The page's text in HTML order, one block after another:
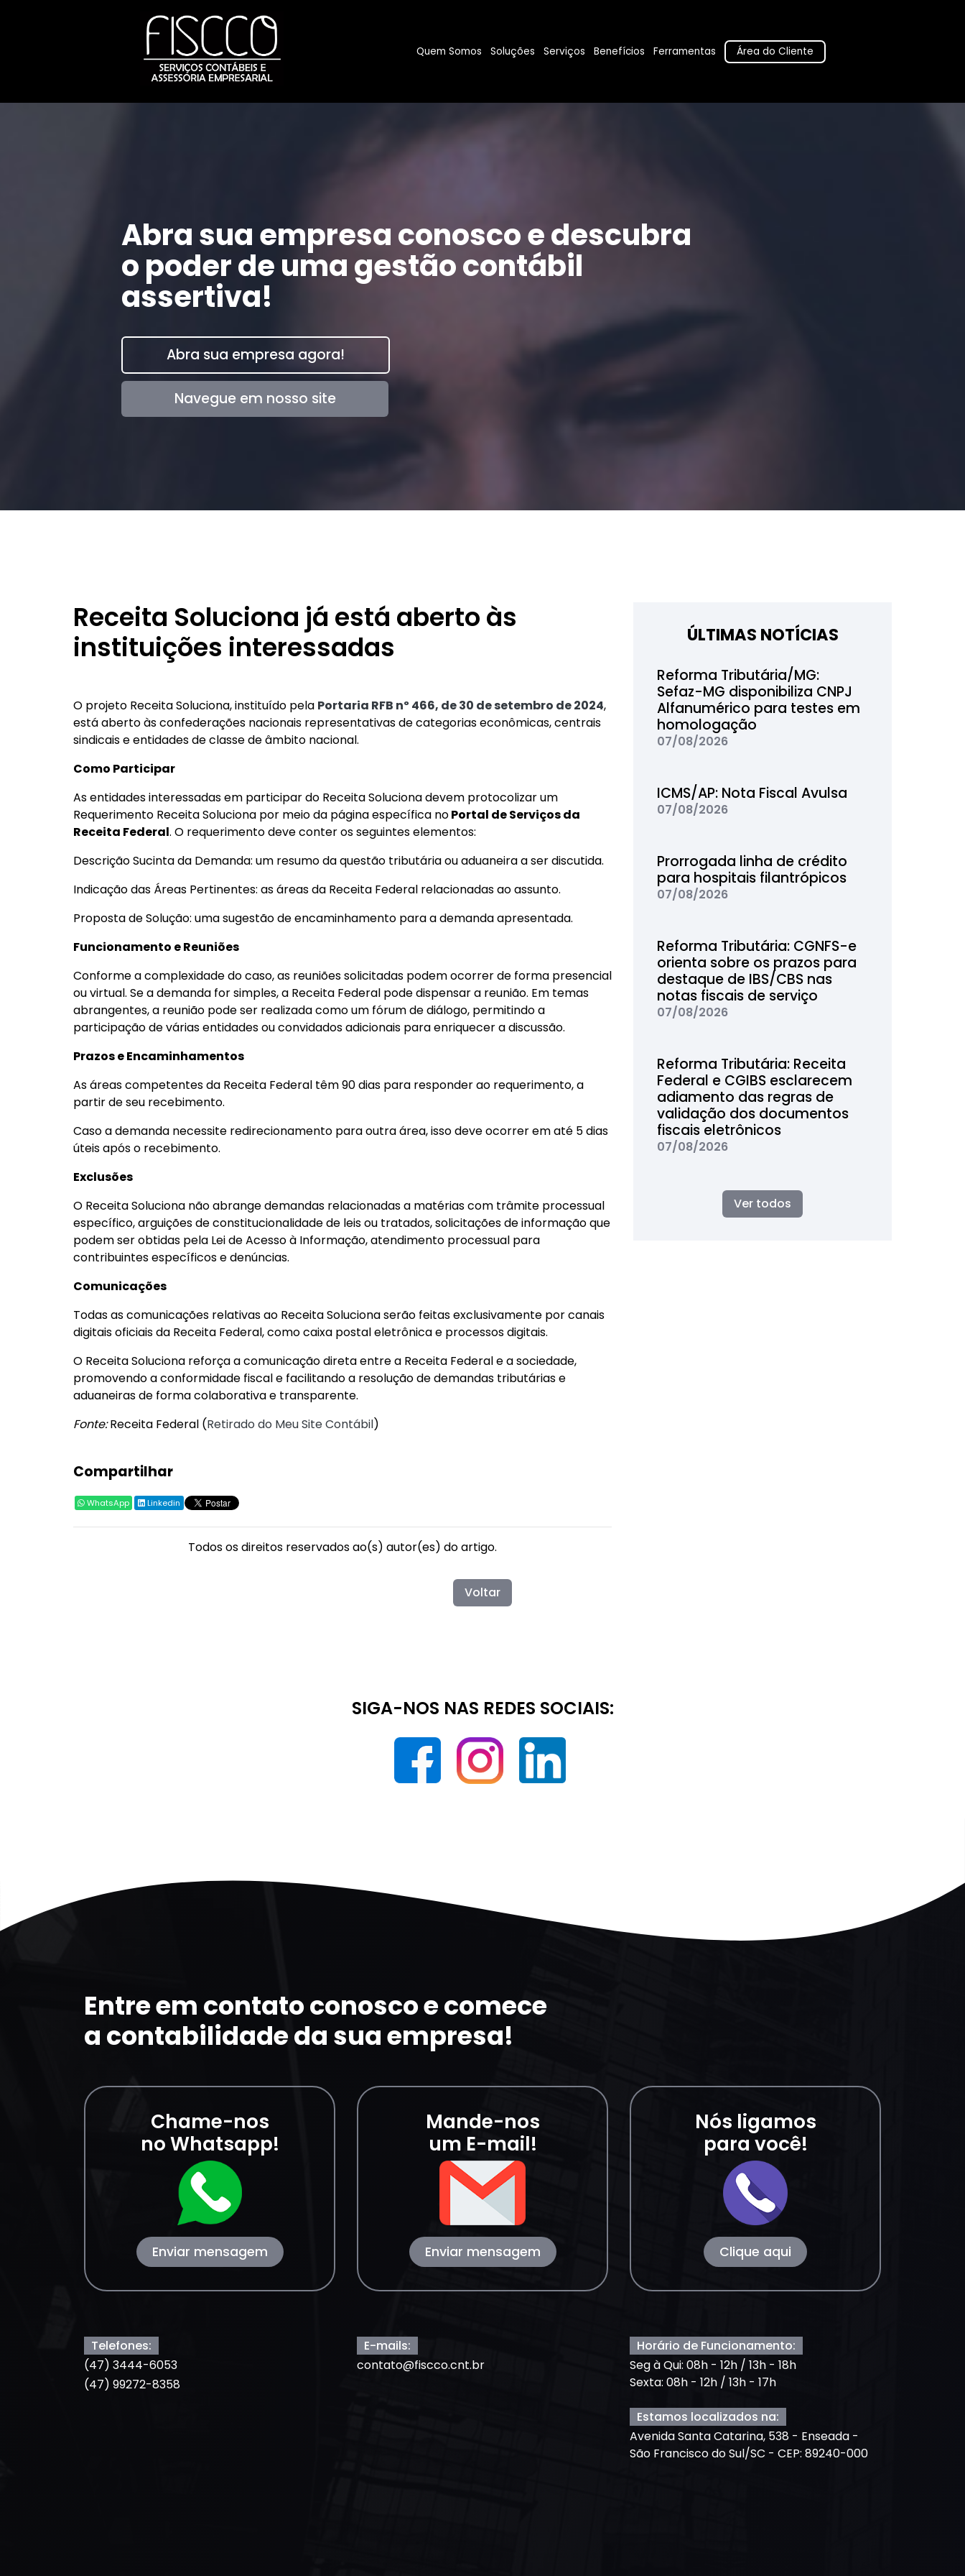
Quem Somos Soluções Serviços Benefícios Ferramentas Área do Cliente
Abra sua empresa conosco e descubra
o poder de uma gestão contábil
assertiva!
Abra sua empresa agora!
Navegue em nosso site
Receita Soluciona já está aberto às
instituições interessadas
O projeto Receita Soluciona, instituído pela Portaria RFB nº 466, de 30 de setembro de 2024,
está aberto às confederações nacionais representativas de categorias econômicas, centrais
sindicais e entidades de classe de âmbito nacional.
Como Participar
As entidades interessadas em participar do Receita Soluciona devem protocolizar um
Requerimento Receita Soluciona por meio da página específica noPortal de Serviços da
Receita Federal. O requerimento deve conter os seguintes elementos:
Descrição Sucinta da Demanda: um resumo da questão tributária ou aduaneira a ser discutida.
Indicação das Áreas Pertinentes: as áreas da Receita Federal relacionadas ao assunto.
Proposta de Solução: uma sugestão de encaminhamento para a demanda apresentada.
Funcionamento e Reuniões
Conforme a complexidade do caso, as reuniões solicitadas podem ocorrer de forma presencial
ou virtual. Se a demanda for simples, a Receita Federal pode dispensar a reunião. Em temas
abrangentes, a reunião pode ser realizada como um fórum de diálogo, permitindo a
participação de várias entidades ou convidados adicionais para enriquecer a discussão.
Prazos e Encaminhamentos
As áreas competentes da Receita Federal têm 90 dias para responder ao requerimento, a
partir de seu recebimento.
Caso a demanda necessite redirecionamento para outra área, isso deve ocorrer em até 5 dias
úteis após o recebimento.
Exclusões
O Receita Soluciona não abrange demandas relacionadas a matérias com trâmite processual
específico, arguições de constitucionalidade de leis ou tratados, solicitações de informação que
podem ser obtidas pela Lei de Acesso à Informação, atendimento processual para
contribuintes específicos e denúncias.
Comunicações
Todas as comunicações relativas ao Receita Soluciona serão feitas exclusivamente por canais
digitais oficiais da Receita Federal, como caixa postal eletrônica e processos digitais.
O Receita Soluciona reforça a comunicação direta entre a Receita Federal e a sociedade,
promovendo a conformidade fiscal e facilitando a resolução de demandas tributárias e
aduaneiras de forma colaborativa e transparente.
Fonte:Receita Federal (Retirado do Meu Site Contábil)
Compartilhar
WhatsApp Linkedin
Todos os direitos reservados ao(s) autor(es) do artigo.
ÚLTIMAS NOTÍCIAS
Reforma Tributária/MG:
Sefaz-MG disponibiliza CNPJ
Alfanumérico para testes em
homologação
07/08/2026
ICMS/AP: Nota Fiscal Avulsa
07/08/2026
Prorrogada linha de crédito
para hospitais filantrópicos
07/08/2026
Reforma Tributária: CGNFS-e
orienta sobre os prazos para
destaque de IBS/CBS nas
notas fiscais de serviço
07/08/2026
Reforma Tributária: Receita
Federal e CGIBS esclarecem
adiamento das regras de
validação dos documentos
fiscais eletrônicos
07/08/2026
Ver todos
Voltar
SIGA-NOS NAS REDES SOCIAIS:
Entre em contato conosco e comece
a contabilidade da sua empresa!
Chame-nos
no Whatsapp!
Enviar mensagem
Mande-nos
um E-mail!
Enviar mensagem
Nós ligamos
para você!
Clique aqui
Telefones:
(47) 3444-6053
(47) 99272-8358
E-mails:
contato@fiscco.cnt.br
Horário de Funcionamento:
Seg à Qui: 08h - 12h / 13h - 18h
Sexta: 08h - 12h / 13h - 17h
Estamos localizados na:
Avenida Santa Catarina, 538 - Enseada -
São Francisco do Sul/SC - CEP: 89240-000